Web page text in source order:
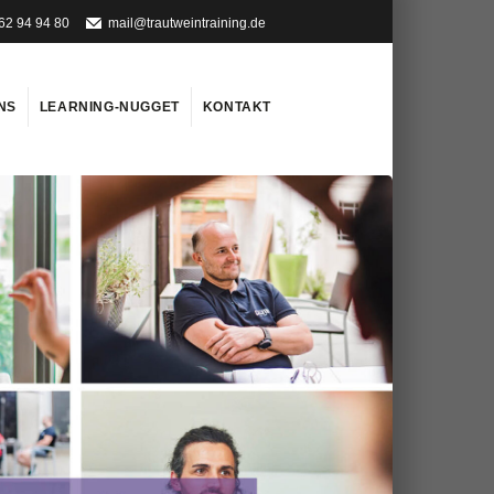
94 94 80 mail@trautweintraining.de
LEARNING-NUGGET KONTAKT